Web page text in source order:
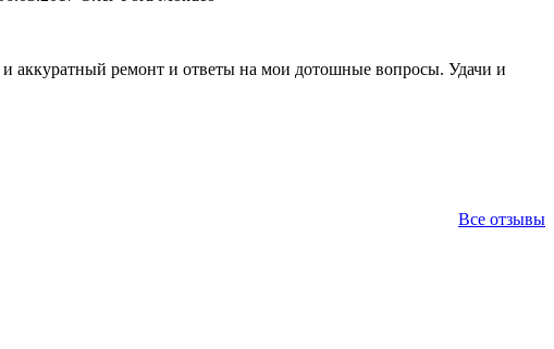
аккуратный ремонт и ответы на мои дотошные вопросы. Удачи и
Все отзывы